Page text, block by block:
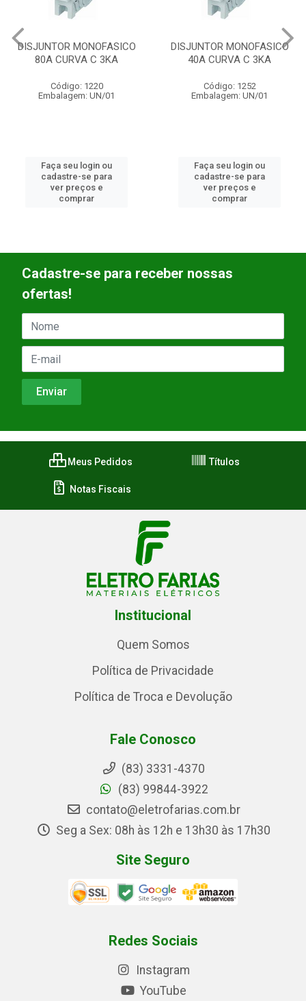
DISJUNTOR MONOFASICO
80A CURVA C 3KA
Código: 1220
Embalagem: UN/01
Faça seu login ou
cadastre-se para
ver preços e
comprar
DISJUNTOR MONOFASICO
40A CURVA C 3KA
Código: 1252
Embalagem: UN/01
Faça seu login ou
cadastre-se para
ver preços e
comprar
Cadastre-se para receber nossas
ofertas!
Meus Pedidos Títulos
Notas Fiscais
Institucional
Quem Somos
Política de Privacidade
Política de Troca e Devolução
Fale Conosco
(83) 3331-4370
(83) 99844-3922
contato@eletrofarias.com.br
Seg a Sex: 08h às 12h e 13h30 às 17h30
Site Seguro
Redes Sociais
Instagram
YouTube